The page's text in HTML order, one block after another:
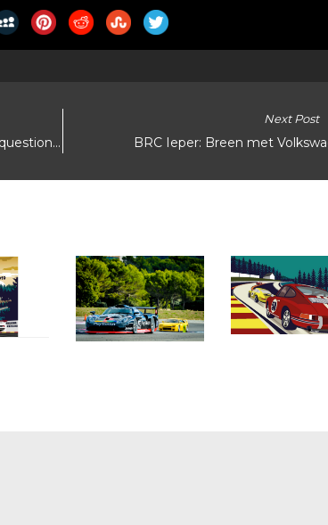
Next Post
BRC Ieper: Breen met